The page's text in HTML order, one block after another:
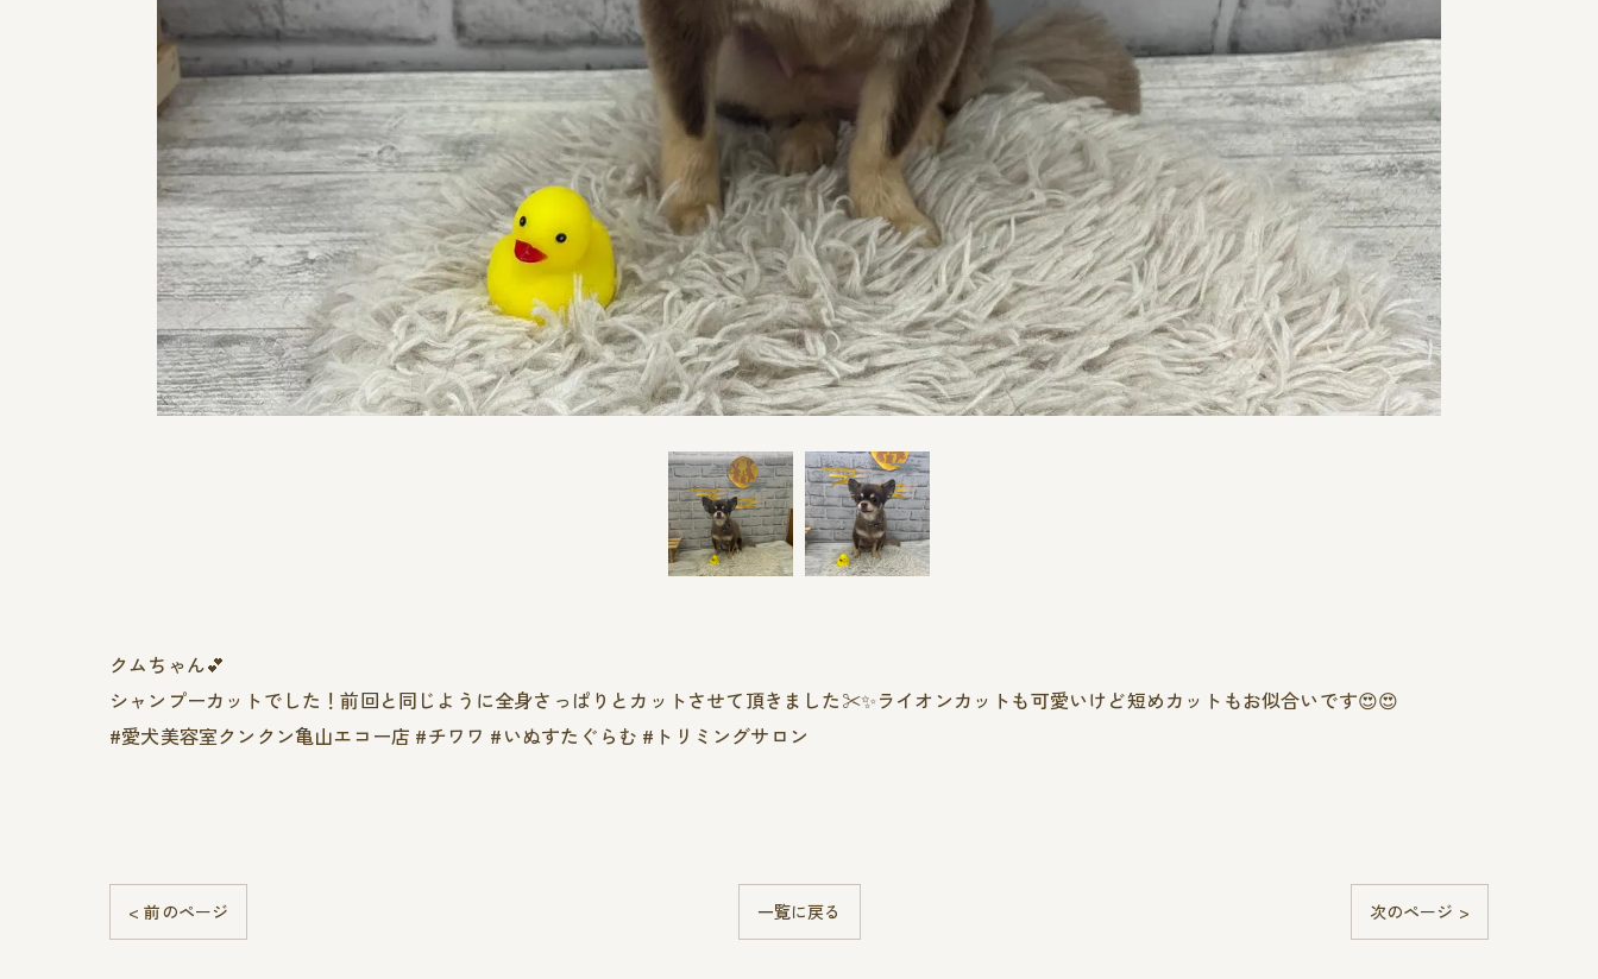
クムちゃん︎💕︎︎
シャンプーカットでした！前回と同じように全身さっぱりとカットさせて頂きました✂️✨️ライオンカットも可愛いけど短めカットもお似合いです😍😍
#愛犬美容室クンクン亀山エコー店 #チワワ #いぬすたぐらむ #トリミングサロン
< 前のページ 一覧に戻る 次のページ >